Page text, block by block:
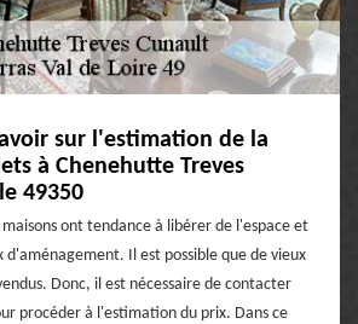
sur l'estimation de la
à Chenehutte Treves
49350
ont tendance à libérer de l'espace et
d'aménagement. Il est possible que de vieux
Donc, il est nécessaire de contacter
procéder à l'estimation du prix. Dans ce